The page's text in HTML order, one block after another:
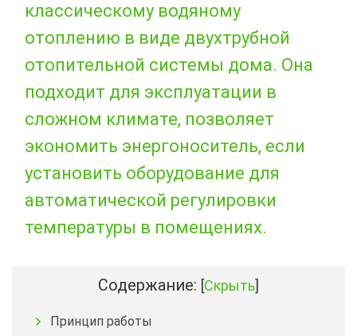
классическому водяному
отоплению в виде двухтрубной
отопительной системы дома. Она
подходит для эксплуатации в
сложном климате, позволяет
экономить энергоноситель, если
установить оборудование для
автоматической регулировки
температуры в помещениях.
Содержание: [Скрыть]
Принцип работы